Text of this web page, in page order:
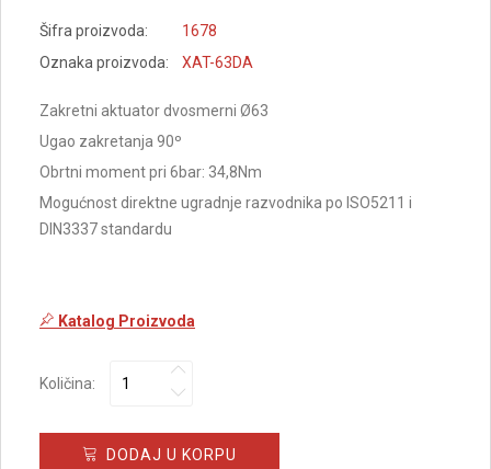
Šifra proizvoda:
1678
Oznaka proizvoda:
XAT-63DA
Zakretni aktuator dvosmerni Ø63
Ugao zakretanja 90º
Obrtni moment pri 6bar: 34,8Nm
Mogućnost direktne ugradnje razvodnika po ISO5211 i
DIN3337 standardu
Katalog Proizvoda
Količina:
DODAJ U KORPU